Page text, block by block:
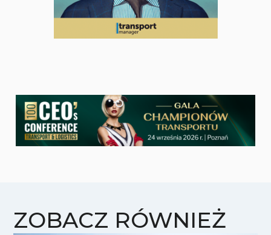
ZOBACZ RÓWNIEŻ